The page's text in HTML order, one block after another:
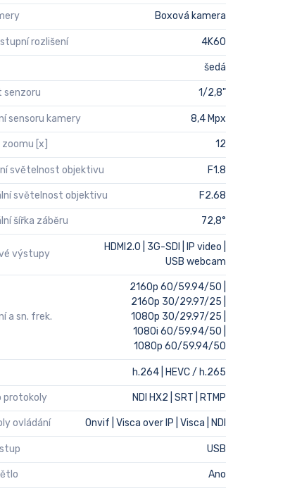
Boxová kamera
rozlišení 4K60
šedá
senzoru 1/2,8"
sensoru kamery 8,4 Mpx
[x] 12
světelnost objektivu F1.8
světelnost objektivu F2.68
šířka záběru 72,8°
výstupy
HDMI2.0 | 3G-SDI | IP video |
USB webcam
a sn. frek.
2160p 60/59.94/50 |
2160p 30/29.97/25 |
1080p 30/29.97/25 |
1080i 60/59.94/50 |
1080p 60/59.94/50
h.264 | HEVC / h.265
protokoly NDI HX2 | SRT | RTMP
ovládání Onvif | Visca over IP | Visca | NDI
USB
Ano